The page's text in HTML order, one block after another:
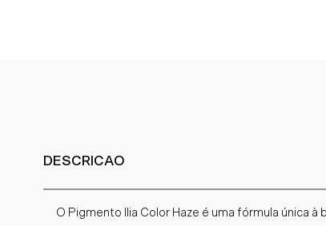
DESCRICAO
O Pigmento Ilia Color Haze é uma fórmula única